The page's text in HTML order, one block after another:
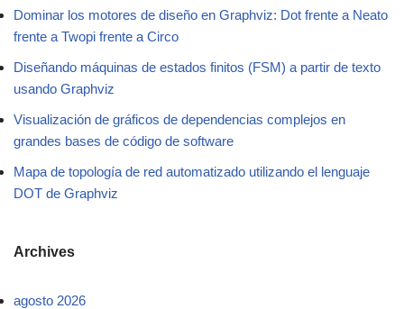
Dominar los motores de diseño en Graphviz: Dot frente a Neato
frente a Twopi frente a Circo
Diseñando máquinas de estados finitos (FSM) a partir de texto
usando Graphviz
Visualización de gráficos de dependencias complejos en
grandes bases de código de software
Mapa de topología de red automatizado utilizando el lenguaje
DOT de Graphviz
Archives
agosto 2026